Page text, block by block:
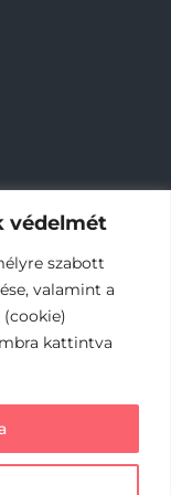
védelmét
szabott
valamint a
kattintva
© Minden
Zrt. biztosítja,
2013